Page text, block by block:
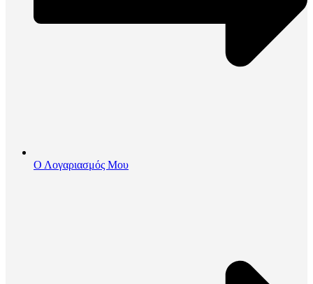
Ο Λογαριασμός Μου